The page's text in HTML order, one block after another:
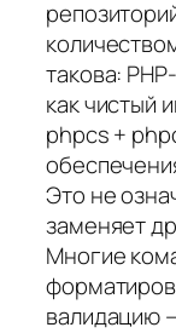
такова:
как чистый
phpcs +
Это не
заменяет
Многие
валидацию